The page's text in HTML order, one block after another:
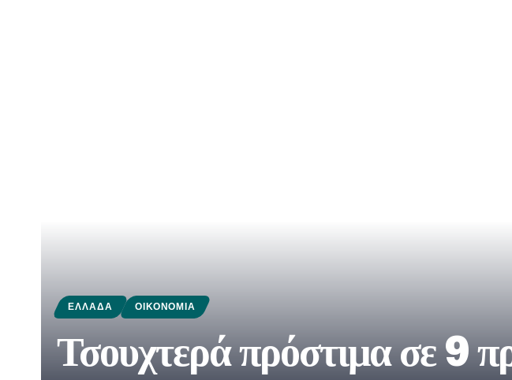
ΕΛΛΆΔΑ ΟΙΚΟΝΟΜΊΑ
Τσουχτερά πρόστιμα σε 9